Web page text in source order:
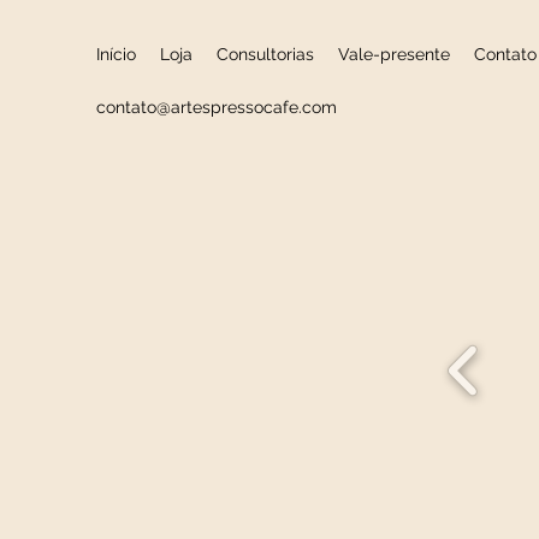
Início Loja Consultorias Vale-presente Contato
contato@artespressocafe.com